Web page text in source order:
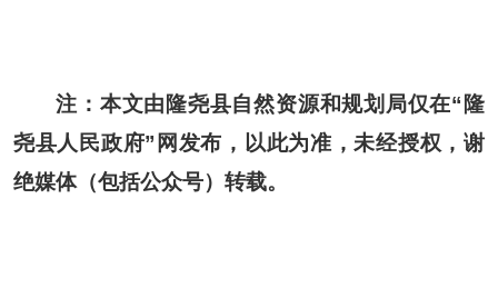
注：本文由隆尧县自然资源和规划局仅在“隆
尧县人民政府”网发布，以此为准，未经授权，谢
绝媒体（包括公众号）转载。